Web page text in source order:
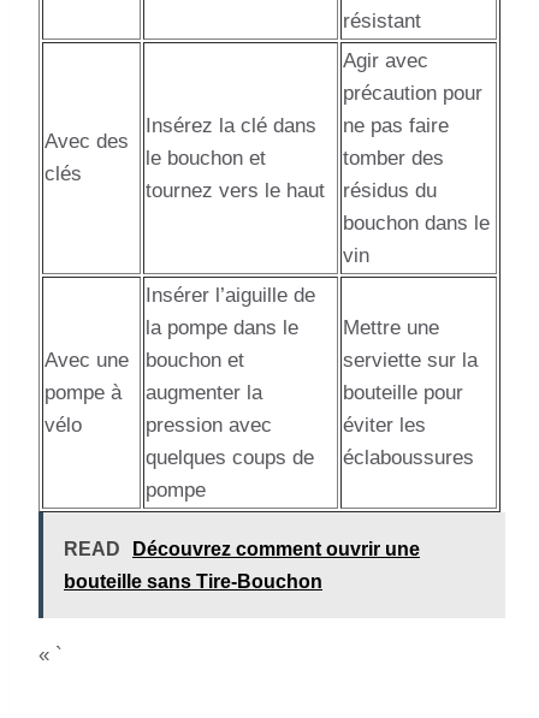
résistant
Avec des
clés
Insérez la clé dans
le bouchon et
tournez vers le haut
Agir avec
précaution pour
ne pas faire
tomber des
résidus du
bouchon dans le
vin
Avec une
pompe à
vélo
Insérer l’aiguille de
la pompe dans le
bouchon et
augmenter la
pression avec
quelques coups de
pompe
Mettre une
serviette sur la
bouteille pour
éviter les
éclaboussures
READ
Découvrez comment ouvrir une
bouteille sans Tire-Bouchon
« `